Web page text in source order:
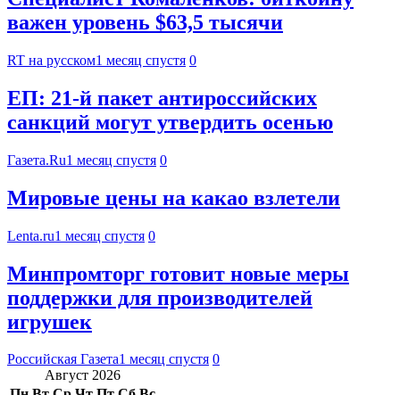
важен уровень $63,5 тысячи
RT на русском1 месяц спустя 0
ЕП: 21-й пакет антироссийских
санкций могут утвердить осенью
Газета.Ru1 месяц спустя 0
Мировые цены на какао взлетели
Lenta.ru1 месяц спустя 0
Минпромторг готовит новые меры
поддержки для производителей
игрушек
Российская Газета1 месяц спустя 0
Август 2026